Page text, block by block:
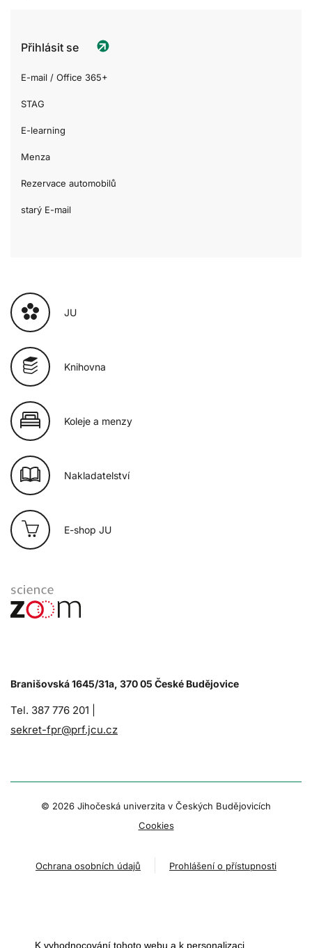
Přihlásit se
E-mail / Office 365+
STAG
E-learning
Menza
Rezervace automobilů
starý E-mail
JU
Knihovna
Koleje a menzy
Nakladatelství
E-shop JU
Branišovská 1645/31a, 370 05 České Budějovice
Tel. 387 776 201 |
sekret-fpr@prf.jcu.cz
© 2026 Jihočeská univerzita v Českých Budějovicích
Cookies
Ochrana osobních údajů Prohlášení o přístupnosti
K vyhodnocování tohoto webu a k personalizaci